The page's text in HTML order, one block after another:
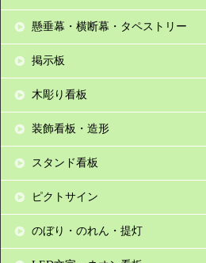
懸垂幕・横断幕・タペストリー
掲示板
木彫り看板
装飾看板・造形
スタンド看板
ピクトサイン
のぼり・のれん・提灯